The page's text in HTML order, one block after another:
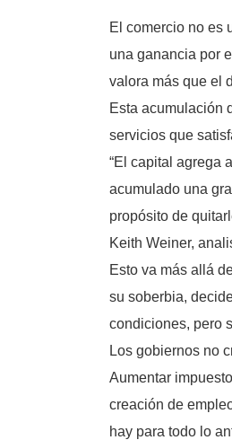
El comercio no es
una ganancia por
valora más que el
Esta acumulación
servicios que
“El capital agrega
acumulado una
propósito de
Keith Weiner,
Esto va más allá
su soberbia,
condiciones, pero
Los gobiernos no
Aumentar
creación de
hay para todo lo